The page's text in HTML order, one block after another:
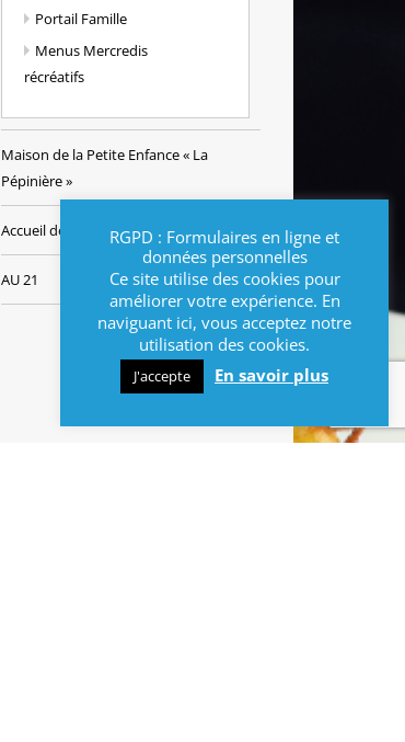
Portail Famille
Menus Mercredis
récréatifs
Maison de la Petite Enfance « La
Pépinière »
Accueil de loisirs
AU 21
RGPD : Formulaires en ligne et
données personnelles
Ce site utilise des cookies pour
améliorer votre expérience. En
naviguant ici, vous acceptez notre
utilisation des cookies.
J'accepte En savoir plus